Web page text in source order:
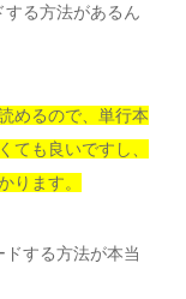
る方法があるん
めるので、単行本
ても良いですし、
ります。
する方法が本当